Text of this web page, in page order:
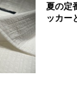
夏の定
ッカー